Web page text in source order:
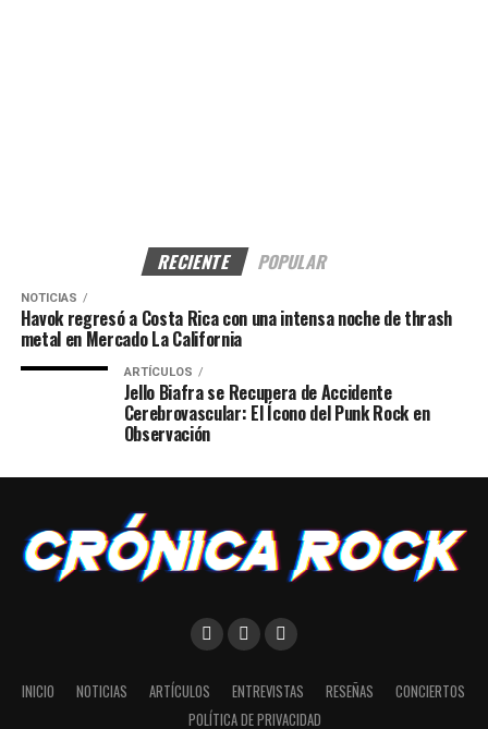
RECIENTE POPULAR
NOTICIAS
Havok regresó a Costa Rica con una intensa noche de thrash
metal en Mercado La California
ARTÍCULOS
Jello Biafra se Recupera de Accidente
Cerebrovascular: El Ícono del Punk Rock en
Observación
INICIO NOTICIAS ARTÍCULOS ENTREVISTAS RESEÑAS
CONCIERTOS
POLÍTICA DE PRIVACIDAD